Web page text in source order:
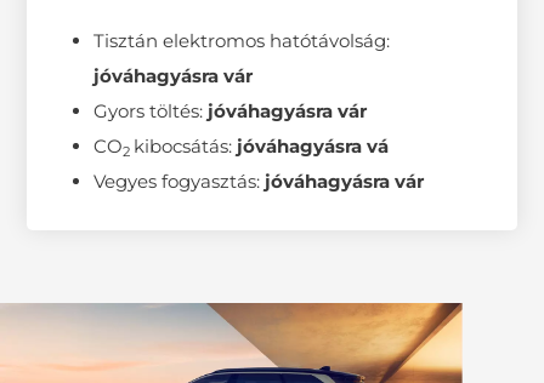
Tisztán elektromos hatótávolság:
jóváhagyásra vár
Gyors töltés: jóváhagyásra vár
CO2 kibocsátás: jóváhagyásra vá
Vegyes fogyasztás: jóváhagyásra vár